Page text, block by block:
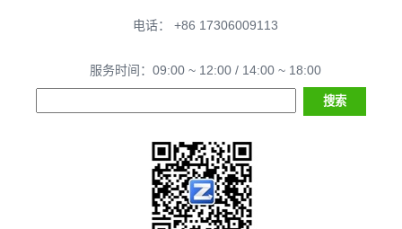
电话： +86 17306009113
服务时间：09:00 ~ 12:00 / 14:00 ~ 18:00